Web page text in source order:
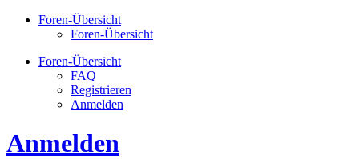
Foren-Übersicht
Foren-Übersicht
Foren-Übersicht
FAQ
Registrieren
Anmelden
Anmelden